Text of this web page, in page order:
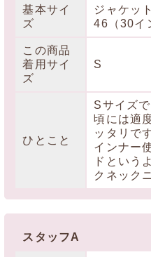
基本サイ
ズ
ジャケッ
46（30イ
この商品
着用サイ
ズ
S
ひとこと
Sサイズ
頃には適
ッタリで
インナー
ドという
クネック
スタッフA